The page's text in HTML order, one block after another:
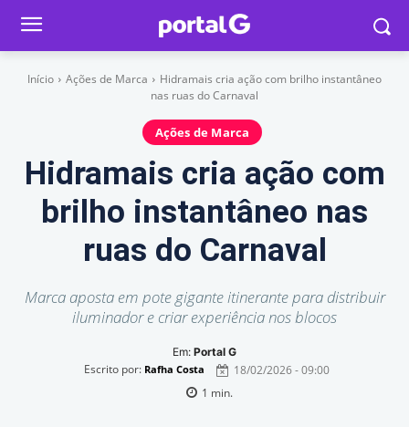
Início Ações de Marca
Hidramais cria ação com brilho instantâneo
nas ruas do Carnaval
Ações de Marca
Hidramais cria ação com
brilho instantâneo nas
ruas do Carnaval
Marca aposta em pote gigante itinerante para distribuir
iluminador e criar experiência nos blocos
Em: Portal G
Escrito por: Rafha Costa
18/02/2026 - 09:00
1 min.